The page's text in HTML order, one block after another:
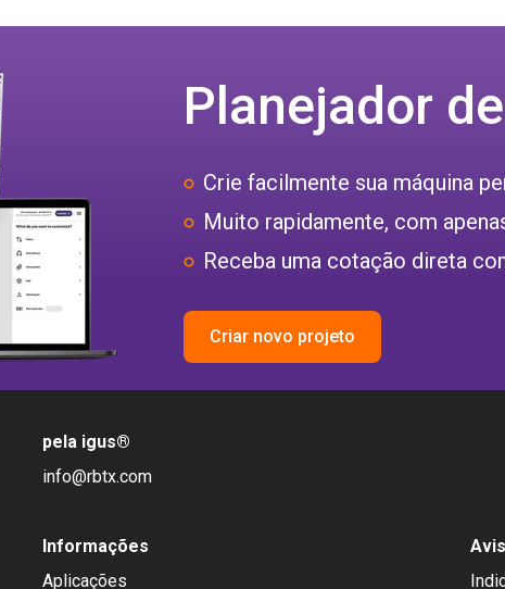
Planejador
Crie facilmente sua máquina
Muito rapidamente, com
Receba uma cotação direta
Criar novo projeto
pela igus®
info@rbtx.com
Informações
Aplicações